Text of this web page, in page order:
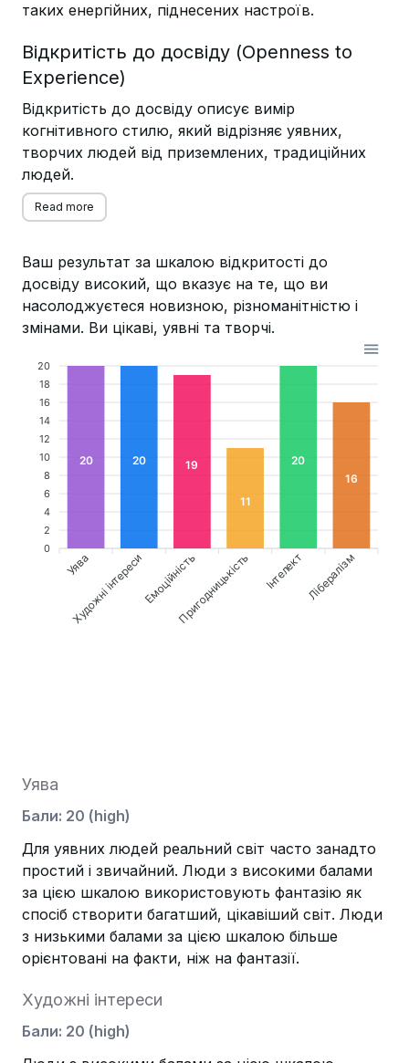
таких енергійних, піднесених настроїв.
Відкритість до досвіду (Openness to
Experience)
Відкритість до досвіду описує вимір
когнітивного стилю, який відрізняє уявних,
творчих людей від приземлених, традиційних
людей.
Read more
Ваш результат за шкалою відкритості до
досвіду високий, що вказує на те, що ви
насолоджуєтеся новизною, різноманітністю і
змінами. Ви цікаві, уявні та творчі.
20
18
16
14
12
10
8
6
4
2
0
20 20 19
11
20
16
Уява
Художні інтересиЕмоційністьПригодницькість Інтелект Лібералізм
Уява
Бали: 20 (high)
Для уявних людей реальний світ часто занадто
простий і звичайний. Люди з високими балами
за цією шкалою використовують фантазію як
спосіб створити багатший, цікавіший світ. Люди
з низькими балами за цією шкалою більше
орієнтовані на факти, ніж на фантазії.
Художні інтереси
Бали: 20 (high)